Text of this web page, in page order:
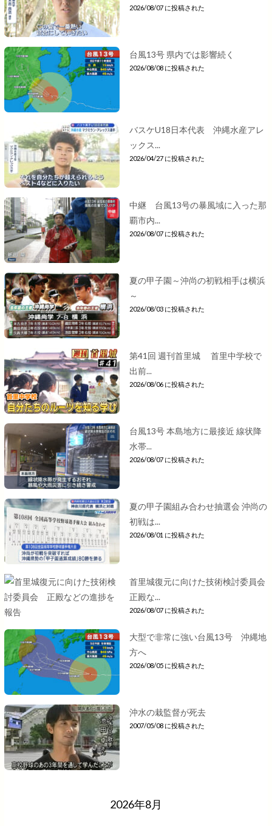
2026/08/07 に投稿された
台風13号 県内では影響続く
2026/08/08 に投稿された
バスケU18日本代表 沖縄水産アレ
ックス...
2026/04/27 に投稿された
中継 台風13号の暴風域に入った那
覇市内...
2026/08/07 に投稿された
夏の甲子園～沖尚の初戦相手は横浜
～
2026/08/03 に投稿された
第41回 週刊首里城 首里中学校で
出前...
2026/08/06 に投稿された
台風13号 本島地方に最接近 線状降
水帯...
2026/08/07 に投稿された
夏の甲子園組み合わせ抽選会 沖尚の
初戦は...
2026/08/01 に投稿された
首里城復元に向けた技術検討委員会
正殿な...
2026/08/07 に投稿された
大型で非常に強い台風13号 沖縄地
方へ
2026/08/05 に投稿された
沖水の栽監督が死去
2007/05/08 に投稿された
2026年8月